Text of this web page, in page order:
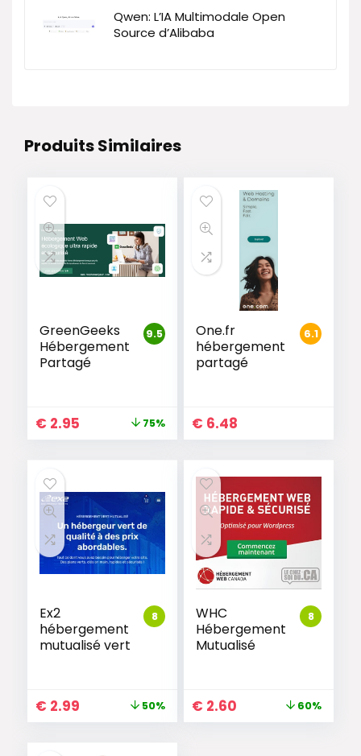
Qwen: L’IA Multimodale Open
Source d’Alibaba
Produits Similaires
9.5
GreenGeeks
Hébergement
Partagé
€ 2.95 75%
6.1
One.fr
hébergement
partagé
€ 6.48
8
Ex2
hébergement
mutualisé vert
€ 2.99 50%
8
WHC
Hébergement
Mutualisé
€ 2.60 60%